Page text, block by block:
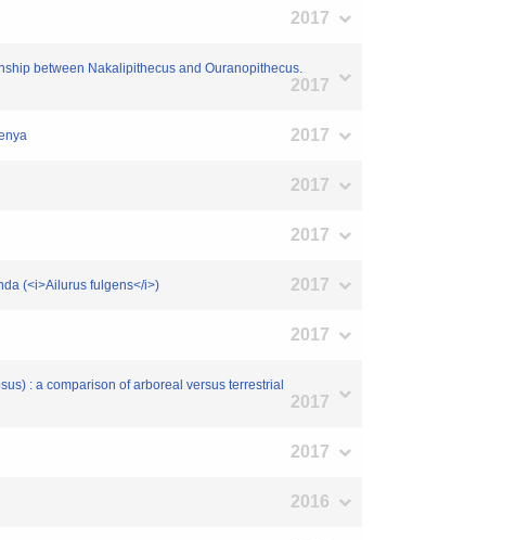
2017
between Nakalipithecus and Ouranopithecus.
2017
2017
2017
2017
(<i>Ailurus fulgens</i>) 2017
2017
: a comparison of arboreal versus terrestrial
2017
2017
2016